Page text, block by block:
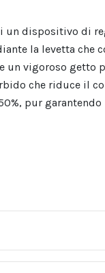
un dispositivo di
la levetta che
un vigoroso getto
che riduce il
pur